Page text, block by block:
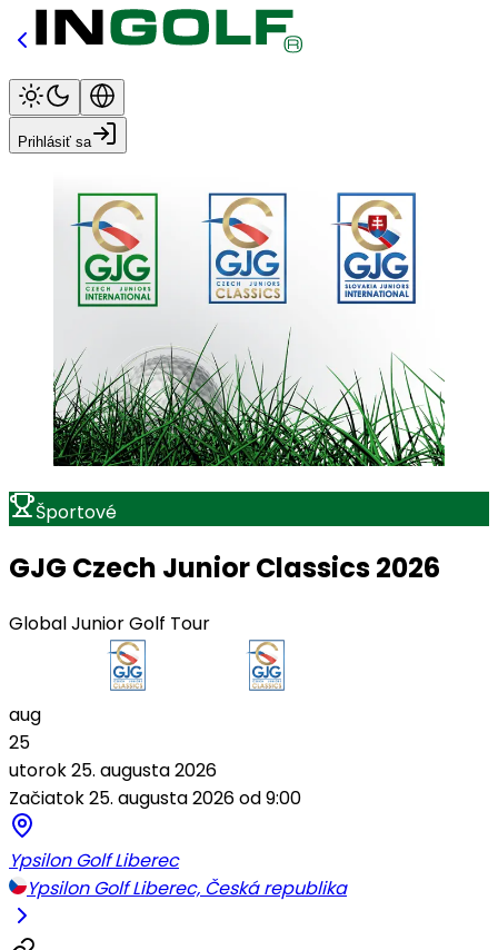
Prihlásiť sa
Športové
GJG Czech Junior Classics 2026
Global Junior Golf Tour
aug
25
utorok 25. augusta 2026
Začiatok 25. augusta 2026 od 9:00
Ypsilon Golf Liberec
Ypsilon Golf Liberec, Česká republika